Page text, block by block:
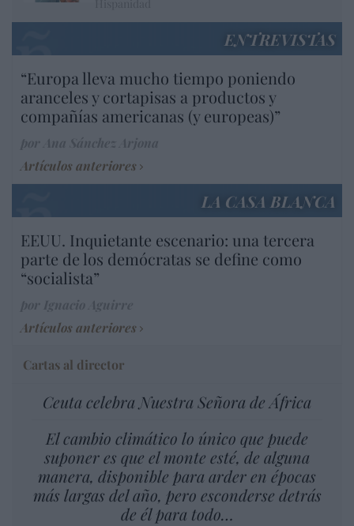
ENTREVISTAS
“Europa lleva mucho tiempo poniendo
aranceles y cortapisas a productos y
compañías americanas (y europeas)”
Artículos anteriores
LA CASA BLANCA
EEUU. Inquietante escenario: una tercera
parte de los demócratas se define como
“socialista”
Artículos anteriores
Cartas al director
Ceuta celebra Nuestra Señora de África
El cambio climático lo único que puede
suponer es que el monte esté, de alguna
manera, disponible para arder en épocas
más largas del año, pero esconderse detrás
de él para todo…